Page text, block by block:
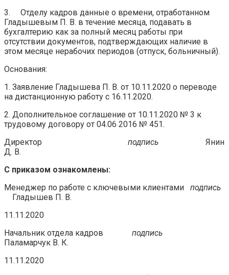
3. Отделу кадров данные о времени, отработанном
Гладышевым П. В. в течение месяца, подавать в
бухгалтерию как за полный месяц работы при
отсутствии документов, подтверждающих наличие в
этом месяце нерабочих периодов (отпуск, больничный).
Основания:
1. Заявление Гладышева П. В. от 10.11.2020 о переводе
на дистанционную работу с 16.11.2020.
2. Дополнительное соглашение от 10.11.2020 № 3 к
трудовому договору от 04.06 2016 № 451.
Директор
подпись Янин
Д. В.
С приказом ознакомлены:
Менеджер по работе с ключевыми клиентами подпись
Гладышев П. В.
11.11.2020
Начальник отдела кадров подпись
Паламарчук В. К.
11.11.2020